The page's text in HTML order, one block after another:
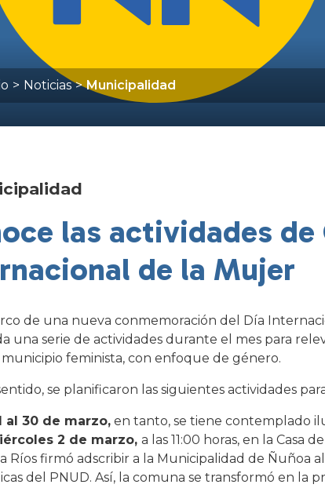
> Noticias > Municipalidad
las actividades
de la Mujer
de una nueva conmemoración del Día
una serie de actividades durante el mes para
municipio feminista, con enfoque de género.
se planificaron las siguientes actividades
al 30 de marzo, en tanto, se tiene contemplado
2 de marzo, a las 11:00 horas, en la Casa
Ríos firmó adscribir a la Municipalidad de Ñuñoa
del PNUD. Así, la comuna se transformó en la